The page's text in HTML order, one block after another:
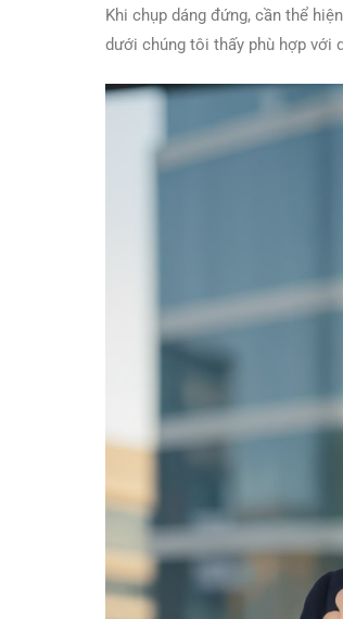
Khi chụp dáng đứng, cần thể
dưới chúng tôi thấy phù hợp với